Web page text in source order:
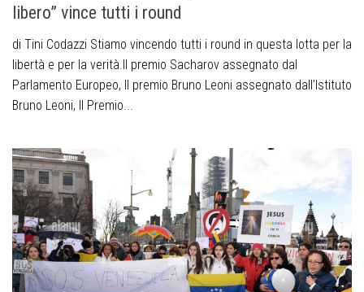
libero” vince tutti i round
di Tini Codazzi Stiamo vincendo tutti i round in questa lotta per la
libertà e per la verità.Il premio Sacharov assegnato dal
Parlamento Europeo, Il premio Bruno Leoni assegnato dall’Istituto
Bruno Leoni, Il Premio...